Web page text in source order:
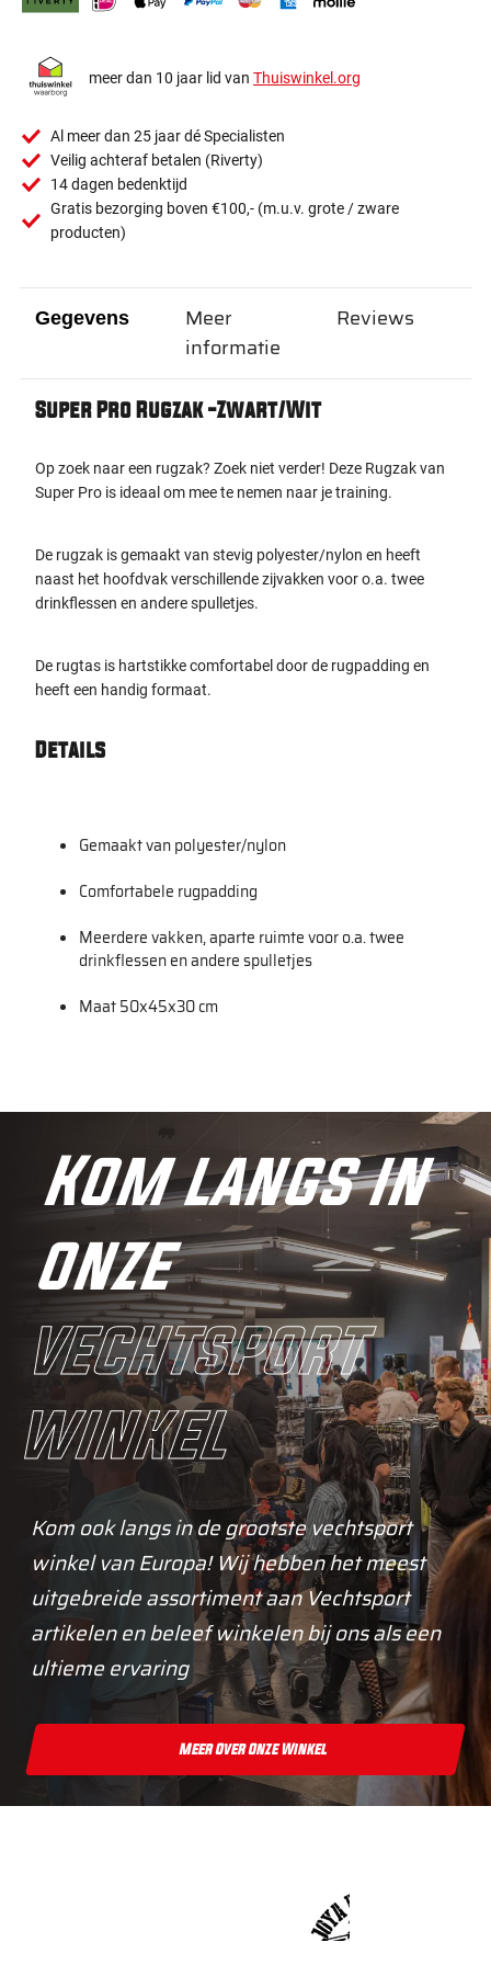
meer dan 10 jaar lid van Thuiswinkel.org
Al meer dan 25 jaar dé Specialisten
Veilig achteraf betalen (Riverty)
14 dagen bedenktijd
Gratis bezorging boven €100,- (m.u.v. grote / zware
producten)
Gegevens
Super Pro Rugzak -Zwart/Wit
Op zoek naar een rugzak? Zoek niet verder! Deze Rugzak van
Super Pro is ideaal om mee te nemen naar je training.
De rugzak is gemaakt van stevig polyester/nylon en heeft
naast het hoofdvak verschillende zijvakken voor o.a. twee
drinkflessen en andere spulletjes.
De rugtas is hartstikke comfortabel door de rugpadding en
heeft een handig formaat.
Details
Gemaakt van polyester/nylon
Comfortabele rugpadding
Meerdere vakken, aparte ruimte voor o.a. twee
drinkflessen en andere spulletjes
Maat 50x45x30 cm
Meer
informatie
Reviews
Kom langs in
onze
vechtsport
winkel
Kom ook langs in de grootste vechtsport
winkel van Europa! Wij hebben het meest
uitgebreide assortiment aan Vechtsport
artikelen en beleef winkelen bij ons als een
ultieme ervaring
Meer Over Onze Winkel